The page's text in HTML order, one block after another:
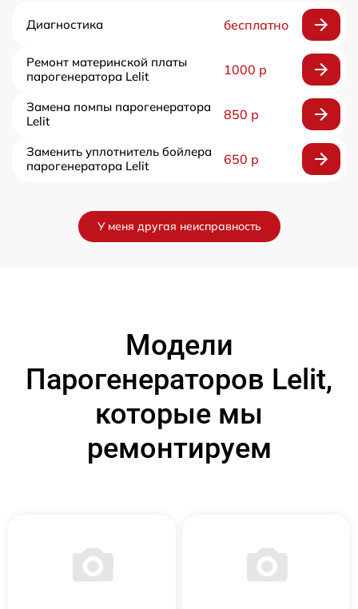
Диагностика бесплатно
Ремонт материнской платы
парогенератора Lelit
1000 р
Замена помпы парогенератора
Lelit
850 р
Заменить уплотнитель бойлера
парогенератора Lelit
650 р
У меня другая неисправность
Модели
Парогенераторов Lelit,
которые мы
ремонтируем